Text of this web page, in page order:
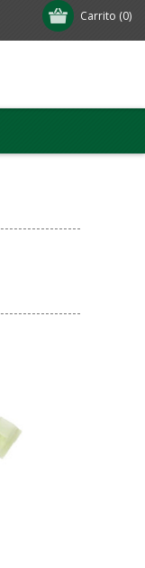
Carrito (0)